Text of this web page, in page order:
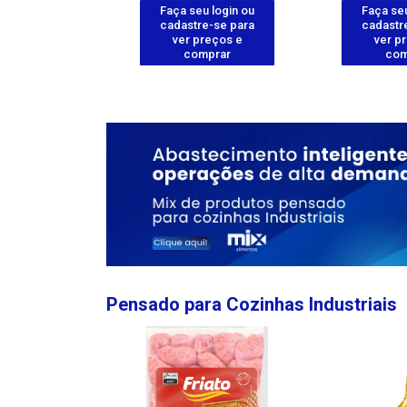
Faça seu login ou
cadastre-se para
ver preços e
comprar
Faça
ver
Pensado para Cozinhas Industriais